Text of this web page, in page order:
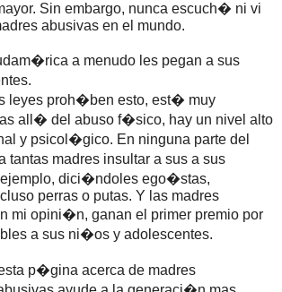
Sin embargo, nunca escuch� ni vi
abusivas en el mundo.
a menudo les pegan a sus
leyes proh�ben esto, est� muy
all� del abuso f�sico, hay un nivel alto
y psicol�gico. En ninguna parte del
tantas madres insultar a sus a sus
ejemplo, dici�ndoles ego�stas,
perras o putas. Y las madres
mi opini�n, ganan el primer premio por
a sus ni�os y adolescentes.
p�gina acerca de madres